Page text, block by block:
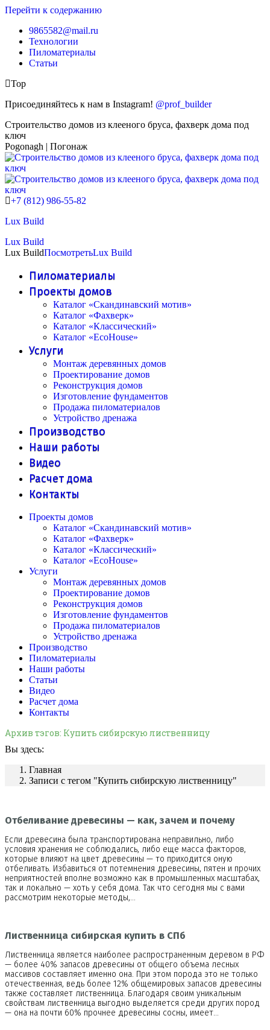
Перейти к содержанию
9865582@mail.ru
Технологии
Пиломатериалы
Статьи
Top
Присоединяйтесь к нам в Instagram! @prof_builder
Строительство домов из клееного бруса, фахверк дома под
ключ
Pogonagh | Погонаж
+7 (812) 986-55-82
Lux Build
Lux Build
Lux BuildПосмотретьLux Build
Пиломатериалы
Проекты домов
Каталог «Скандинавский мотив»
Каталог «Фахверк»
Каталог «Классический»
Каталог «EcoHouse»
Услуги
Монтаж деревянных домов
Проектирование домов
Реконструкция домов
Изготовление фундаментов
Продажа пиломатериалов
Устройство дренажа
Производство
Наши работы
Видео
Расчет дома
Контакты
Проекты домов
Каталог «Скандинавский мотив»
Каталог «Фахверк»
Каталог «Классический»
Каталог «EcoHouse»
Услуги
Монтаж деревянных домов
Проектирование домов
Реконструкция домов
Изготовление фундаментов
Продажа пиломатериалов
Устройство дренажа
Производство
Пиломатериалы
Наши работы
Статьи
Видео
Расчет дома
Контакты
Архив тэгов: Купить сибирскую лиственницу
Вы здесь:
Главная
Записи с тегом "Купить сибирскую лиственницу"
Отбеливание древесины — как, зачем и почему
Если древесина была транспортирована неправильно, либо
условия хранения не соблюдались, либо еще масса факторов,
которые влияют на цвет древесины — то приходится оную
отбеливать. Избавиться от потемнения древесины, пятен и прочих
неприятностей вполне возможно как в промышленных масштабах,
так и локально — хоть у себя дома. Так что сегодня мы с вами
рассмотрим некоторые методы,…
Лиственница сибирская купить в СПб
Лиственница является наиболее распространенным деревом в РФ
— более 40% запасов древесины от общего объема лесных
массивов составляет именно она. При этом порода это не только
отечественная, ведь более 12% общемировых запасов древесины
также составляет лиственница. Благодаря своим уникальным
свойствам лиственница выгодно выделяется среди других пород
— она на почти 60% прочнее древесины сосны, имеет…